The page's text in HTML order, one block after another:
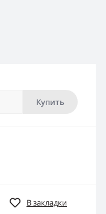
Купить
В закладки